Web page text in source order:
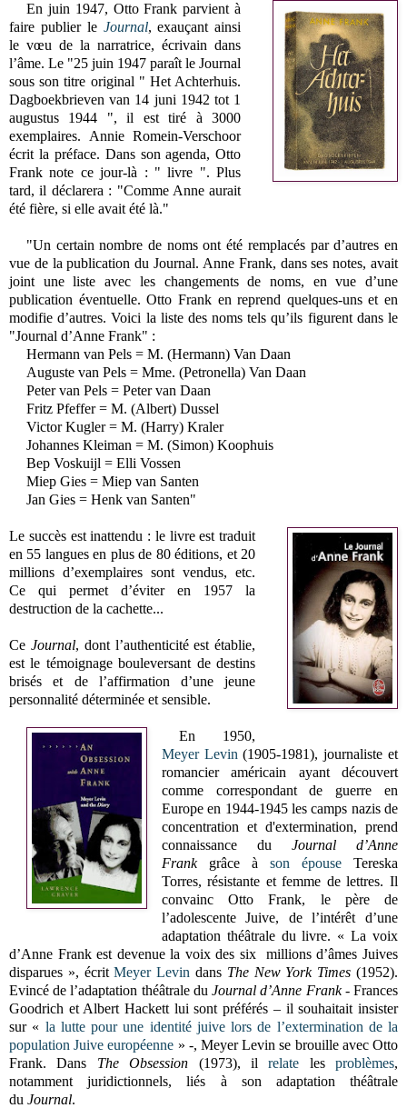
En juin 1947, Otto Frank parvient à
faire publier le Journal, exauçant ainsi
le vœu de la narratrice, écrivain dans
l’âme. Le "25 juin 1947 paraît le Journal
sous son titre original " Het Achterhuis.
Dagboekbrieven van 14 juni 1942 tot 1
augustus 1944 ", il est tiré à 3000
exemplaires. Annie Romein-Verschoor
écrit la préface. Dans son agenda, Otto
Frank note ce jour-là : " livre ". Plus
tard, il déclarera : "Comme Anne aurait
été fière, si elle avait été là."
"Un certain nombre de noms ont été remplacés par d’autres en
vue de la publication du Journal. Anne Frank, dans ses notes, avait
joint une liste avec les changements de noms, en vue d’une
publication éventuelle. Otto Frank en reprend quelques-uns et en
modifie d’autres. Voici la liste des noms tels qu’ils figurent dans le
"Journal d’Anne Frank" :
Hermann van Pels = M. (Hermann) Van Daan
Auguste van Pels = Mme. (Petronella) Van Daan
Peter van Pels = Peter van Daan
Fritz Pfeffer = M. (Albert) Dussel
Victor Kugler = M. (Harry) Kraler
Johannes Kleiman = M. (Simon) Koophuis
Bep Voskuijl = Elli Vossen
Miep Gies = Miep van Santen
Jan Gies = Henk van Santen"
Le succès est inattendu : le livre est traduit
en 55 langues en plus de 80 éditions, et 20
millions d’exemplaires sont vendus, etc.
Ce qui permet d’éviter en 1957 la
destruction de la cachette...
Ce Journal, dont l’authenticité est établie,
est le témoignage bouleversant de destins
brisés et de l’affirmation d’une jeune
personnalité déterminée et sensible.
En 1950,
Meyer Levin (1905-1981), journaliste et
romancier américain ayant découvert
comme correspondant de guerre en
Europe en 1944-1945 les camps nazis de
concentration et d'extermination, prend
connaissance du Journal d’Anne
Frankgrâce à son épouseTereska
Torres, résistante et femme de lettres. Il
convainc Otto Frank, le père de
l’adolescente Juive, de l’intérêt d’une
adaptation théâtrale du livre. « La voix
d’Anne Frank est devenue la voix des six millions d’âmes Juives
disparues », écritMeyer Levin dans The New York Times (1952).
Evincé de l’adaptation théâtrale duJournal d’Anne Frank- Frances
Goodrich et Albert Hackett lui sont préférés – il souhaitait insister
sur « la lutte pour une identité juive lors de l’extermination de la
population Juive européenne » -, Meyer Levin se brouille avec Otto
Frank. Dans The Obsession (1973), ilrelate les problèmes,
notamment juridictionnels, liés à son adaptation théâtrale
du Journal.